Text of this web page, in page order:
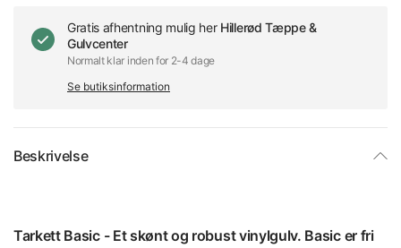
Gratis afhentning mulig her Hillerød Tæppe &
Gulvcenter
Normalt klar inden for 2-4 dage
Se butiksinformation
Beskrivelse
Tarkett Basic - Et skønt og robust vinylgulv. Basic er fri